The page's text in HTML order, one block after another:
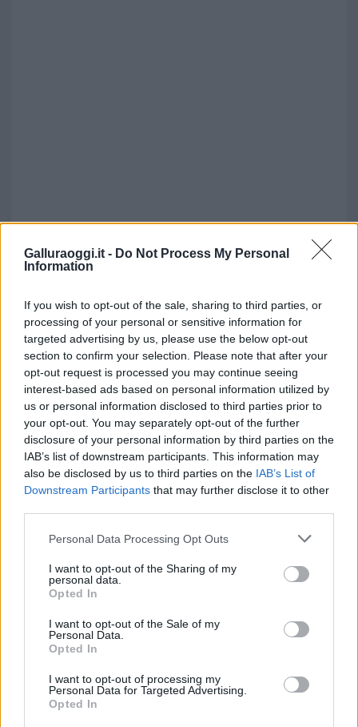
Galluraoggi.it - Do Not Process My Personal
Information
If you wish to opt-out of the sale, sharing to third parties, or
processing of your personal or sensitive information for
targeted advertising by us, please use the below opt-out
section to confirm your selection. Please note that after your
opt-out request is processed you may continue seeing
interest-based ads based on personal information utilized by
us or personal information disclosed to third parties prior to
your opt-out. You may separately opt-out of the further
disclosure of your personal information by third parties on the
IAB’s list of downstream participants. This information may
also be disclosed by us to third parties on the IAB’s List of
Downstream Participants that may further disclose it to other
Please note that this website/app uses one or more Google
not limited to your visit or usage behaviour. You may click to
grant or deny consent to Google and its third-party tags to
use your data for below specified purposes in below Google
consent section.
Personal Data Processing Opt Outs
I want to opt-out of the Sharing of my
personal data.
Opted In
I want to opt-out of the Sale of my
Personal Data.
Opted In
I want to opt-out of processing my
Personal Data for Targeted Advertising.
Opted In
Notizie in tempo reale?
Entra nel canale telegram di
GalluraOggi.it
Su WhatsApp al numero +39
345 356 7512
Google News